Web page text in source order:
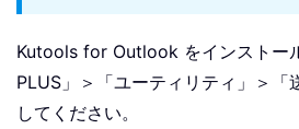
Kutools for Outlook をインストー
PLUS」＞「ユーティリティ」＞「
してください。